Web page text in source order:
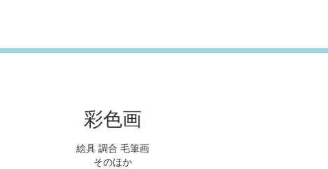
彩色画
絵具 調合 毛筆画
そのほか